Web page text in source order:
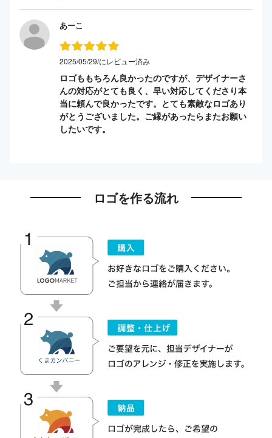
あーこ
2025/05/29/にレビュー済み
ロゴももちろん良かったのですが、デザイナーさ
んの対応がとても良く、早い対応してくださり本
当に頼んで良かったです。とても素敵なロゴあり
がとうございました。ご縁があったらまたお願い
したいです。
ロゴを作る流れ